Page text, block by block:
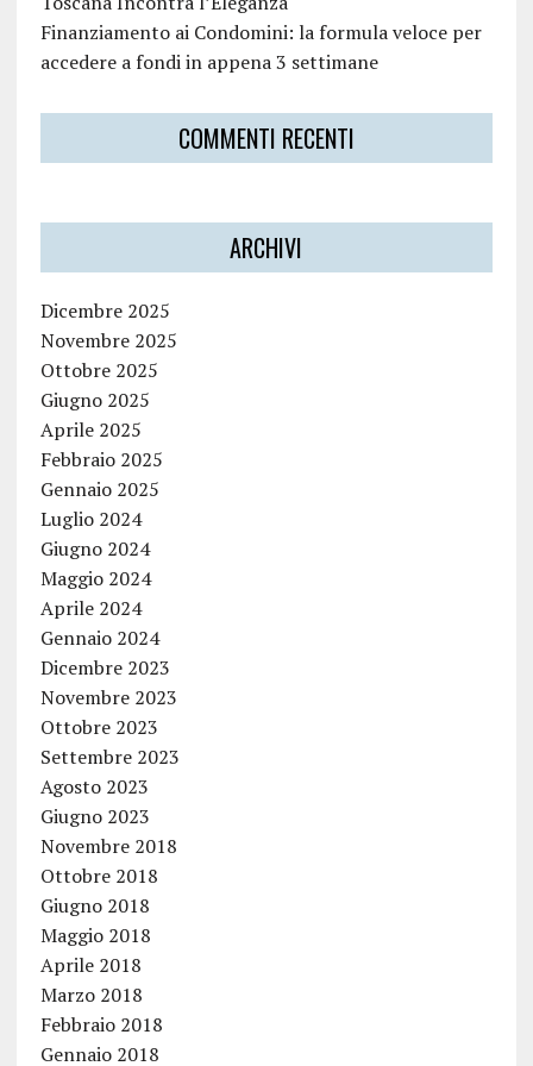
Finanziamento ai Condomini: la formula veloce per
accedere a fondi in appena 3 settimane
COMMENTI RECENTI
ARCHIVI
Dicembre 2025
Novembre 2025
Ottobre 2025
Giugno 2025
Aprile 2025
Febbraio 2025
Gennaio 2025
Luglio 2024
Giugno 2024
Maggio 2024
Aprile 2024
Gennaio 2024
Dicembre 2023
Novembre 2023
Ottobre 2023
Settembre 2023
Agosto 2023
Giugno 2023
Novembre 2018
Ottobre 2018
Giugno 2018
Maggio 2018
Aprile 2018
Marzo 2018
Febbraio 2018
Gennaio 2018